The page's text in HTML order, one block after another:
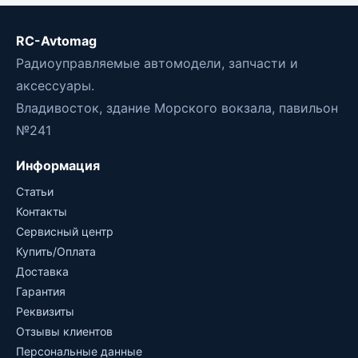
RC-Avtomag
Радиоуправляемые автомодели, запчасти и
аксессуары.
Владивосток, здание Морского вокзала, павильон
№241
Информация
Статьи
Контакты
Сервисный центр
Купить/Оплата
Доставка
Гарантия
Реквизиты
Отзывы клиентов
Персональные данные